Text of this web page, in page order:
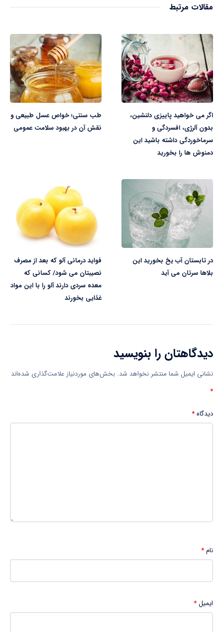
مقالات مرتبط
اگر می خواهید پاییزی دلنشین،
بدون آلرژی، افسردگی و
سرماخوردگی‌ داشته باشید این
دمنوش ها را بخورید
طب سنتی؛ خواص عسل طبیعی و
نقش آن در بهبود سلامت عمومی
در تابستان آب یخ بخورید این
بلاها سرتان می آید
فواید درمانی آلو که بعد از مصرف
نصیبتان می شود/ کسانی که
معده سردی دارند آلو را با این مواد
غذایی بخورند
دیدگاهتان را بنویسید
نشانی ایمیل شما منتشر نخواهد شد. بخش‌های موردنیاز علامت‌گذاری شده‌اند
*
دیدگاه*
نام*
ایمیل*